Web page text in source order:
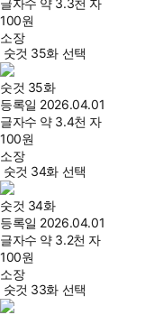
글자수 약 3.3천 자
100원
소장
숫것 35화 선택
숫것 35화
등록일 2026.04.01
글자수 약 3.4천 자
100원
소장
숫것 34화 선택
숫것 34화
등록일 2026.04.01
글자수 약 3.2천 자
100원
소장
숫것 33화 선택